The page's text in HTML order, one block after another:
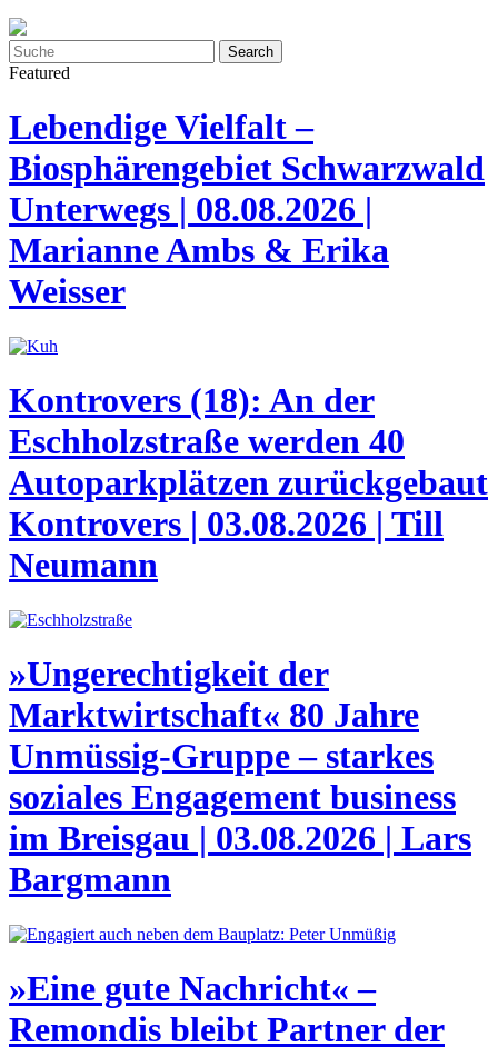
Featured
Lebendige Vielfalt –
Biosphärengebiet Schwarzwald
Unterwegs | 08.08.2026 |
Marianne Ambs & Erika
Weisser
Kontrovers (18): An der
Eschholzstraße werden 40
Autoparkplätzen zurückgebaut
Kontrovers | 03.08.2026 | Till
Neumann
»Ungerechtigkeit der
Marktwirtschaft« 80 Jahre
Unmüssig-Gruppe – starkes
soziales Engagement business
im Breisgau | 03.08.2026 | Lars
Bargmann
»Eine gute Nachricht« –
Remondis bleibt Partner der